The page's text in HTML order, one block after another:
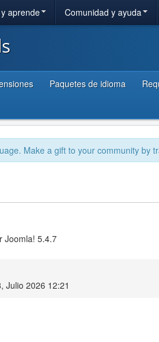
aprende Comunidad y ayuda
Paquetes de idioma
Make a gift to your community by
Joomla! 5.4.7
Julio 2026 12:21